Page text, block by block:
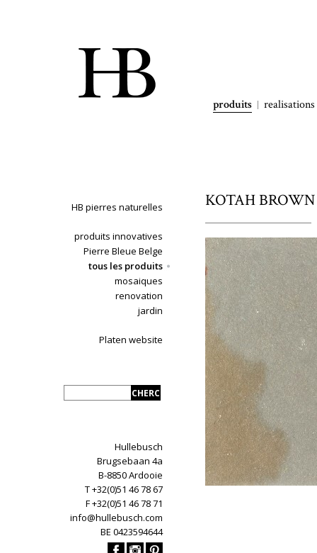
produits realisations
HB pierres naturelles
produits innovatives
Pierre Bleue Belge
tous les produits
mosaiques
renovation
jardin
Platen website
Hullebusch
Brugsebaan 4a
B-8850 Ardooie
T +32(0)51 46 78 67
F +32(0)51 46 78 71
info@hullebusch.com
BE 0423594644
KOTAH